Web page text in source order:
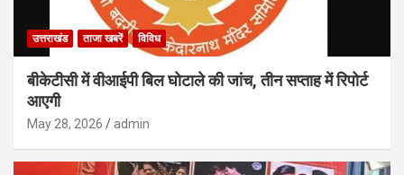
उत्तराखंड ताजा खबरें विविध
बीकेटीसी में वीआईपी बिल घोटाले की जांच, तीन सप्ताह में रिपोर्ट
आएगी
May 28, 2026 admin